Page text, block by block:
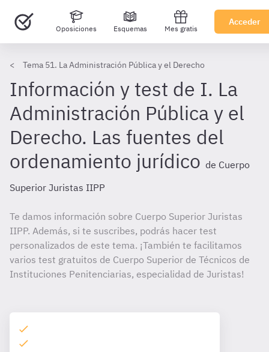
Oposiciones Esquemas Mes gratis
Acceder
Tema 51. La Administración Pública y el Derecho
Información y test de I. La
Administración Pública y el
Derecho. Las fuentes del
ordenamiento jurídico de Cuerpo
Superior Juristas IIPP
Te damos información sobre Cuerpo Superior Juristas
IIPP. Además, si te suscribes, podrás hacer test
personalizados de este tema. ¡También te facilitamos
varios test gratuitos de Cuerpo Superior de Técnicos de
Instituciones Penitenciarias, especialidad de Juristas!